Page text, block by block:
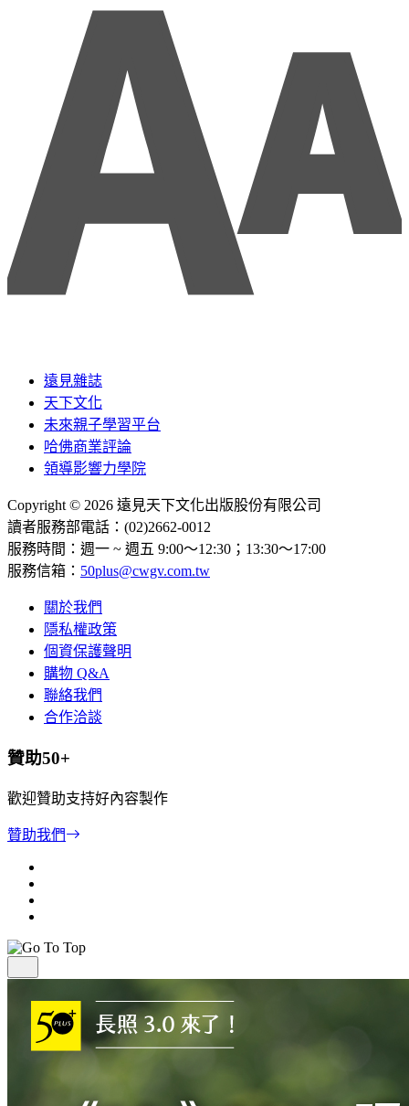
遠見雜誌
天下文化
未來親子學習平台
哈佛商業評論
領導影響力學院
Copyright © 2026 遠見天下文化出版股份有限公司
讀者服務部電話：(02)2662-0012
服務時間：週一 ~ 週五 9:00～12:30；13:30～17:00
服務信箱： 50plus@cwgv.com.tw
關於我們
隱私權政策
個資保護聲明
購物 Q&A
聯絡我們
合作洽談
贊助50+
歡迎贊助支持好內容製作
贊助我們